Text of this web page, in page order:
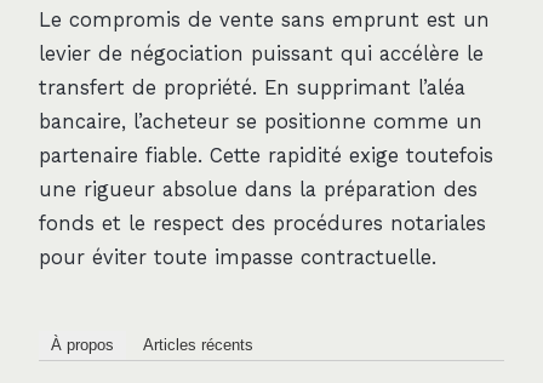
Le compromis de vente sans emprunt est un
levier de négociation puissant qui accélère le
transfert de propriété. En supprimant l’aléa
bancaire, l’acheteur se positionne comme un
partenaire fiable. Cette rapidité exige toutefois
une rigueur absolue dans la préparation des
fonds et le respect des procédures notariales
pour éviter toute impasse contractuelle.
À propos Articles récents